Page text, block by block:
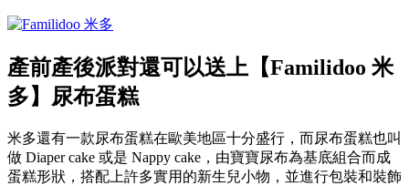
產前產後派對還可以送上【Familidoo 米
多】尿布蛋糕
米多還有一款尿布蛋糕在歐美地區十分盛行，而尿布蛋糕也叫
做 Diaper cake 或是 Nappy cake，由寶寶尿布為基底組合而成
蛋糕形狀，搭配上許多實用的新生兒小物，並進行包裝和裝飾